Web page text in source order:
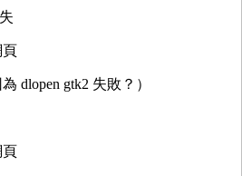
頁
dlopen gtk2 失敗？）
頁